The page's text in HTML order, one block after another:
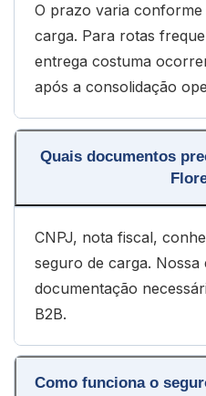
O prazo varia conforme
carga. Para rotas
entrega costuma
após a consolidação
Quais documentos
CNPJ, nota fiscal,
seguro de carga.
documentação
B2B.
Como funciona o